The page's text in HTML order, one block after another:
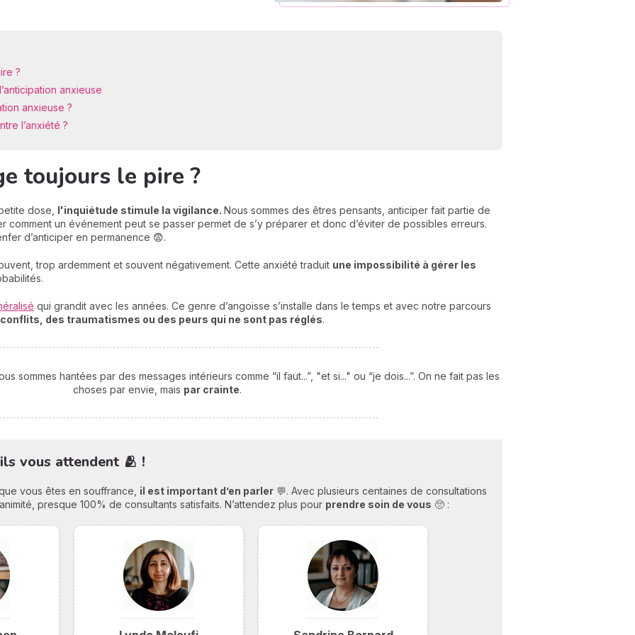
?
anxieuse
anxieuse ?
l’anxiété ?
toujours le pire ?
dose, l'inquiétude stimule la vigilance. Nous sommes des êtres pensants, anticiper fait partie de
comment un événement peut se passer permet de s’y préparer et donc d’éviter de possibles erreurs.
d’anticiper en permanence 😨.
trop ardemment et souvent négativement. Cette anxiété traduit une impossibilité à gérer les
qui grandit avec les années. Ce genre d’angoisse s’installe dans le temps et avec notre parcours
des traumatismes ou des peurs qui ne sont pas réglés.
sommes hantées par des messages intérieurs comme “il faut...”, "et si..." ou “je dois...”. On ne fait pas les
choses par envie, mais par crainte.
vous attendent 🫂 !
vous êtes en souffrance, il est important d’en parler 💬. Avec plusieurs centaines de consultations
presque 100% de consultants satisfaits. N’attendez plus pour prendre soin de vous 🥺 :